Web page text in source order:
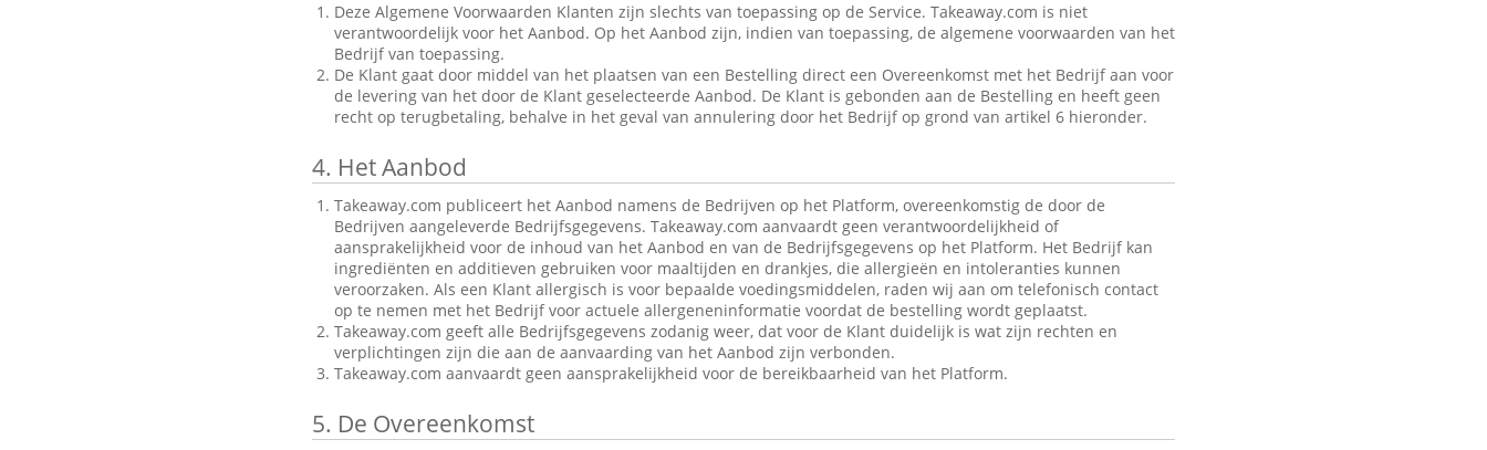
Deze Algemene Voorwaarden Klanten zijn slechts van toepassing op de Service. Takeaway.com is niet
verantwoordelijk voor het Aanbod. Op het Aanbod zijn, indien van toepassing, de algemene voorwaarden van het
Bedrijf van toepassing.
De Klant gaat door middel van het plaatsen van een Bestelling direct een Overeenkomst met het Bedrijf aan voor
de levering van het door de Klant geselecteerde Aanbod. De Klant is gebonden aan de Bestelling en heeft geen
recht op terugbetaling, behalve in het geval van annulering door het Bedrijf op grond van artikel 6 hieronder.
4. Het Aanbod
Takeaway.com publiceert het Aanbod namens de Bedrijven op het Platform, overeenkomstig de door de
Bedrijven aangeleverde Bedrijfsgegevens. Takeaway.com aanvaardt geen verantwoordelijkheid of
aansprakelijkheid voor de inhoud van het Aanbod en van de Bedrijfsgegevens op het Platform. Het Bedrijf kan
ingrediënten en additieven gebruiken voor maaltijden en drankjes, die allergieën en intoleranties kunnen
veroorzaken. Als een Klant allergisch is voor bepaalde voedingsmiddelen, raden wij aan om telefonisch contact
op te nemen met het Bedrijf voor actuele allergeneninformatie voordat de bestelling wordt geplaatst.
Takeaway.com geeft alle Bedrijfsgegevens zodanig weer, dat voor de Klant duidelijk is wat zijn rechten en
verplichtingen zijn die aan de aanvaarding van het Aanbod zijn verbonden.
Takeaway.com aanvaardt geen aansprakelijkheid voor de bereikbaarheid van het Platform.
5. De Overeenkomst